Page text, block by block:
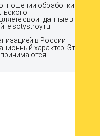
обработки
свои данные в
sotystroy.ru
в России
характер. Это